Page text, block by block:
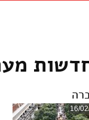
16/